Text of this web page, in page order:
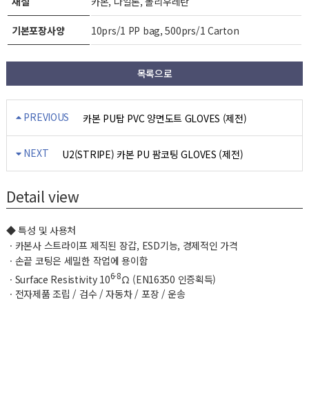
기본포장사양 10prs/1 PP bag, 500prs/1 Carton
목록으로
PREVIOUS 카본 PU탑 PVC 양면도트 GLOVES (제전)
NEXT U2(STRIPE) 카본 PU 팜코팅 GLOVES (제전)
Detail view
◆ 특성 및 사용처
ㆍ카본사 스트라이프 제직된 장갑, ESD기능, 경제적인 가격
ㆍ손끝 코팅은 세밀한 작업에 용이함
ㆍSurface Resistivity 106-8Ω (EN16350 인증획득)
ㆍ전자제품 조립 / 검수 / 자동차 / 포장 / 운송